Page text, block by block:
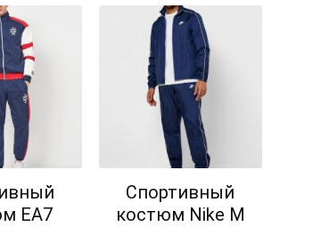
EA7
Спортивный
костюм Nike M